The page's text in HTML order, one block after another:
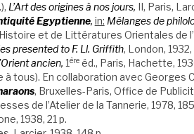
L’Art des origines à nos jours, II, Paris,
Egyptienne, in: Mélanges de
et de Littératures Orientales de
presented to F. Ll. Griffith, London,
ancien, 1èreéd., Paris, Hachette,
à tous). En collaboration avec Georges
, Bruxelles-Paris, Office de
de l’Atelier de la Tannerie, 1978,
1938, 21 p.